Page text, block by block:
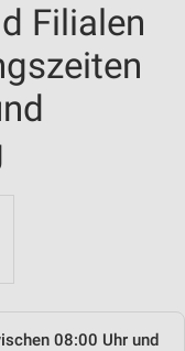
Filialen
08:00 Uhr und